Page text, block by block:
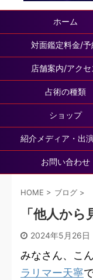
ホーム
対面鑑定料金/予
店舗案内/アクセ
占術の種類
ショップ
紹介メディア・出
お問い合わせ
HOME > ブログ >
「他人から
2024年5月26日
みなさん、こ
ラリマー天寧